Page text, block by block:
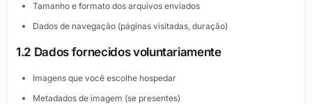
Tamanho e formato dos arquivos enviados
Dados de navegação (páginas visitadas, duração)
1.2 Dados fornecidos voluntariamente
Imagens que você escolhe hospedar
Metadados de imagem (se presentes)